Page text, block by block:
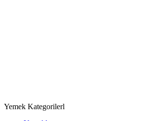
Yemek Kategorilerl